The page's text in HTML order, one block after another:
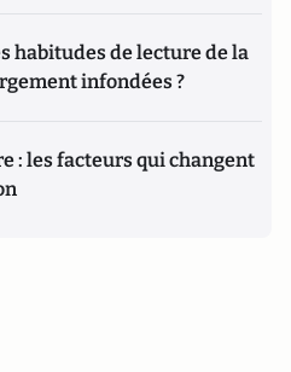
habitudes de lecture de la
infondées ?
: les facteurs qui changent